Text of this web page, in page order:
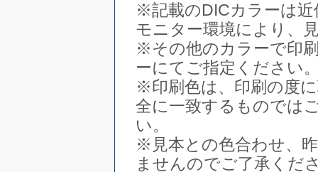
※記載のDICカラーは
モニター環境により、
※その他のカラーで印
ーにてご指定ください
※印刷色は、印刷の度
全に一致するものでは
い。
※見本との色合わせ、
ませんのでご了承くだ